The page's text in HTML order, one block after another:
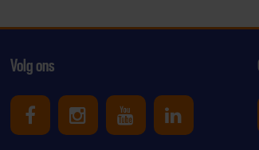
Volg ons
Uniek Sporten op Facebook
Uniek Sporten op
Uniek Sporten
Uniek